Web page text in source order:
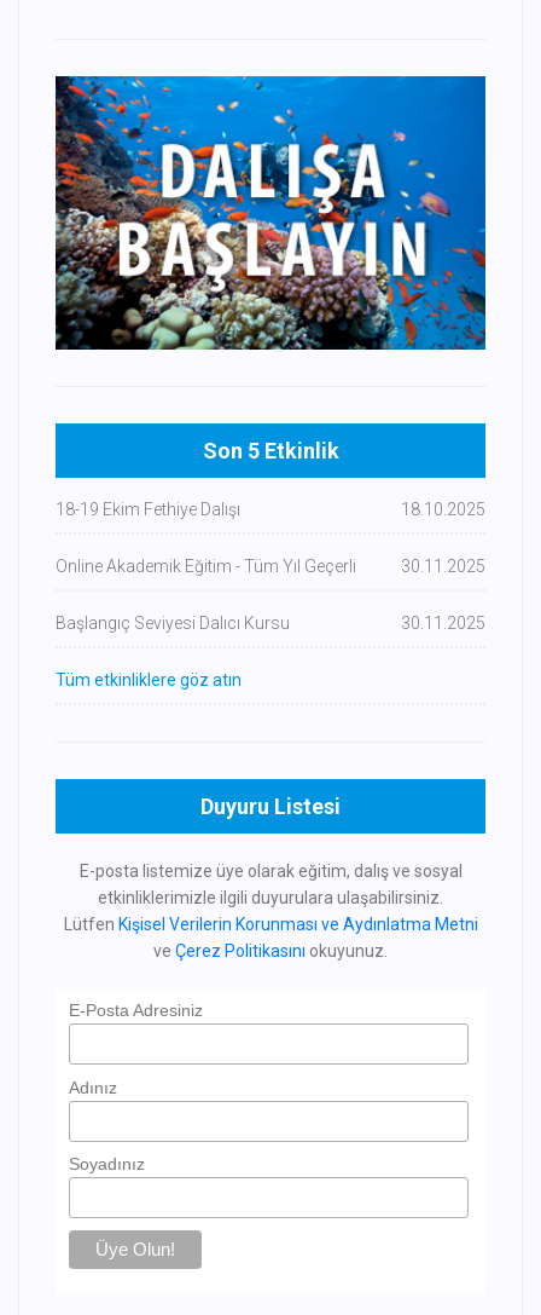
Son 5 Etkinlik
18-19 Ekim Fethiye Dalışı 18.10.2025
Online Akademik Eğitim - Tüm Yıl Geçerli 30.11.2025
Başlangıç Seviyesi Dalıcı Kursu 30.11.2025
Tüm etkinliklere göz atın
Duyuru Listesi
E-posta listemize üye olarak eğitim, dalış ve sosyal
etkinliklerimizle ilgili duyurulara ulaşabilirsiniz.
Lütfen Kişisel Verilerin Korunması ve Aydınlatma Metni
ve Çerez Politikasını okuyunuz.
E-Posta Adresiniz
Adınız
Soyadınız